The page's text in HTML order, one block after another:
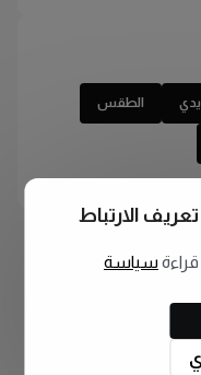
الطقس
الارتباط
سياسة